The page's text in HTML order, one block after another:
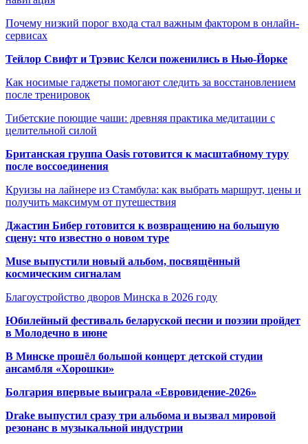
Почему низкий порог входа стал важным фактором в онлайн-
сервисах
Тейлор Свифт и Трэвис Келси поженились в Нью-Йорке
Как носимые гаджеты помогают следить за восстановлением
после тренировок
Тибетские поющие чаши: древняя практика медитации с
целительной силой
Британская группа Oasis готовится к масштабному туру
после воссоединения
Круизы на лайнере из Стамбула: как выбрать маршрут, цены и
получить максимум от путешествия
Джастин Бибер готовится к возвращению на большую
сцену: что известно о новом туре
Muse выпустили новый альбом, посвящённый
космическим сигналам
Благоустройство дворов Минска в 2026 году
Юбилейный фестиваль беларуской песни и поэзии пройдет
в Молодечно в июне
В Минске прошёл большой концерт детской студии
ансамбля «Хорошки»
Болгария впервые выиграла «Евровидение-2026»
Drake выпустил сразу три альбома и вызвал мировой
резонанс в музыкальной индустрии